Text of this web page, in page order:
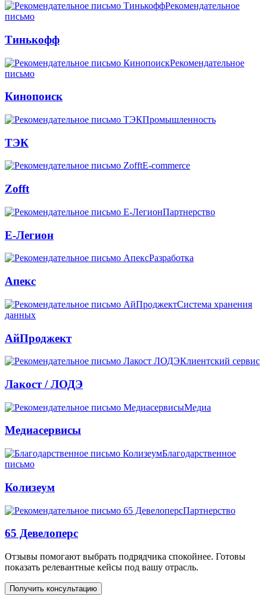
Рекомендательное
письмо
Тинькофф
Рекомендательное
письмо
Кинопоиск
Промышленность
ТЭК
E-commerce
Zofft
Партнерство
Е-Легион
Разработка
Апекс
Система хранения
данных
АйПроджект
Клиентский сервис
Лакост / ЛОДЭ
Медиа
Медиасервисы
Благодарственное
письмо
Колизеум
Партнерство
65 Девелоперс
Отзывы помогают выбрать подрядчика спокойнее. Готовы
показать релевантные кейсы под вашу отрасль.
Получить консультацию